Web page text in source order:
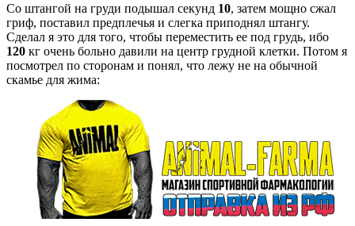
Со штангой на груди подышал секунд 10, затем мощно сжал
гриф, поставил предплечья и слегка приподнял штангу.
Сделал я это для того, чтобы переместить ее под грудь, ибо
120 кг очень больно давили на центр грудной клетки. Потом я
посмотрел по сторонам и понял, что лежу не на обычной
скамье для жима: